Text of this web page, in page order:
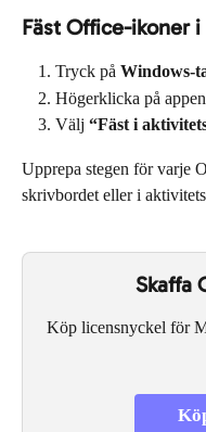
Fäst Office-ikoner
Tryck på Windows-
Högerklicka på
Välj “Fäst i
Upprepa stegen för varje
skrivbordet eller i
Skaffa
Köp licensnyckel för